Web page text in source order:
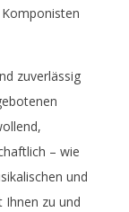
zuverlässig
– wie
und
Ihnen zu und